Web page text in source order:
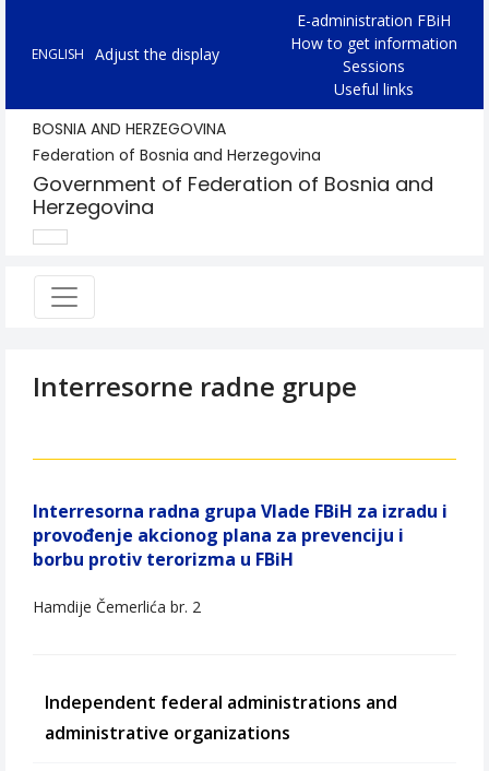
ENGLISH Adjust the display
E-administration FBiH
How to get information
Sessions
Useful links
BOSNIA AND HERZEGOVINA
Federation of Bosnia and Herzegovina
Government of Federation of Bosnia and
Herzegovina
Interresorne radne grupe
Interresorna radna grupa Vlade FBiH za izradu i
provođenje akcionog plana za prevenciju i
borbu protiv terorizma u FBiH
Hamdije Čemerlića br. 2
Independent federal administrations and
administrative organizations